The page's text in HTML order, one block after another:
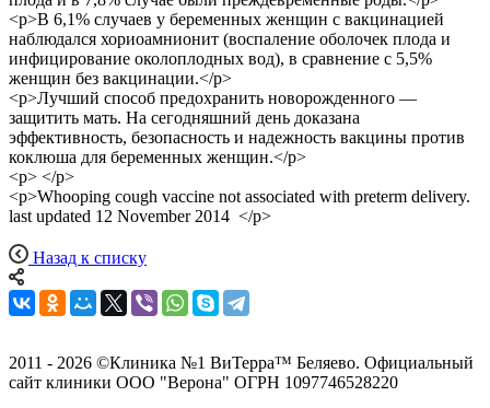
<p>В 6,1% случаев у беременных женщин с вакцинацией
наблюдался хориоамнионит (воспаление оболочек плода и
инфицирование околоплодных вод), в сравнение с 5,5%
женщин без вакцинации.</p>
<p>Лучший способ предохранить новорожденного —
защитить мать. На сегодняшний день доказана
эффективность, безопасность и надежность вакцины против
коклюша для беременных женщин.</p>
<p> </p>
<p>Whooping cough vaccine not associated with preterm delivery.
last updated 12 November 2014 </p>
Назад к списку
2011 - 2026 ©Клиника №1 ВиТерра™ Беляево. Официальный
сайт клиники ООО "Верона" ОГРН 1097746528220